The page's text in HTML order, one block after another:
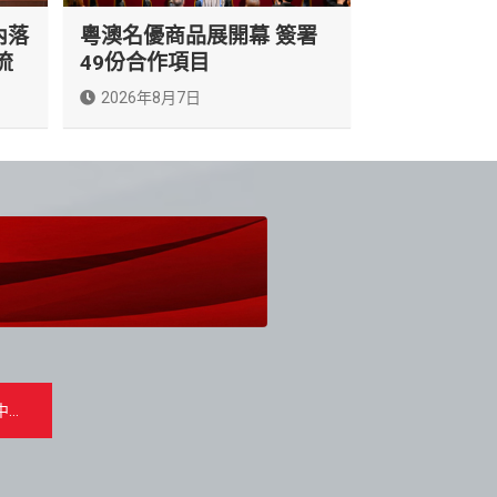
落
粵澳名優商品展開幕 簽署
49份合作項目
2026年8月7日